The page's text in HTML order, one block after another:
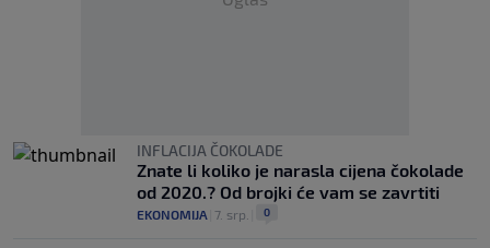
INFLACIJA ČOKOLADE
Znate li koliko je narasla cijena čokolade
od 2020.? Od brojki će vam se zavrtiti
EKONOMIJA 7. srp. 0